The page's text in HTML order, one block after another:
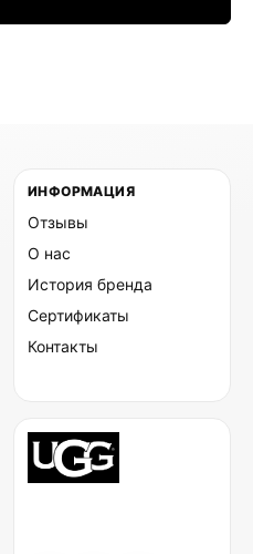
ИНФОРМАЦИЯ
Отзывы
О нас
История бренда
Сертификаты
Контакты